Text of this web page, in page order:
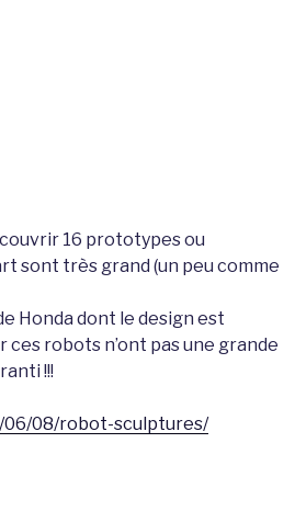
16 prototypes ou
sont très grand (un peu comme
Honda dont le design est
robots n’ont pas une grande
!!!
06/08/robot-sculptures/